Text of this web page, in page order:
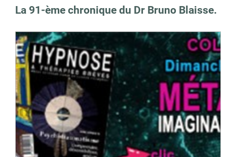
La 91-ème chronique du Dr Bruno Blaisse.